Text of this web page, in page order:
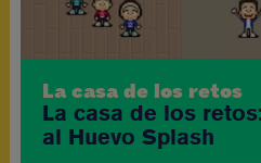
La casa de los retos
La casa de los
al Huevo Splash